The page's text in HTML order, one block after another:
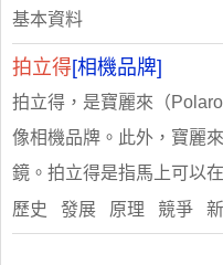
基本資料
拍立得[相機品牌]
拍立得，是寶麗來（
像相機品牌。此外，寶麗
鏡。拍立得是指馬上可以
歷史 發展 原理 競爭 新